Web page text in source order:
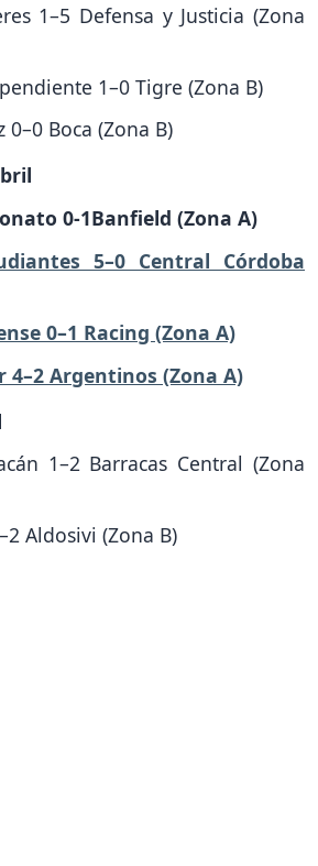
1–5 Defensa y Justicia (Zona
1–0 Tigre (Zona B)
0–0 Boca (Zona B)
0-1Banfield (Zona A)
5–0 Central Córdoba
0–1 Racing (Zona A)
4–2 Argentinos (Zona A)
1–2 Barracas Central (Zona
Aldosivi (Zona B)